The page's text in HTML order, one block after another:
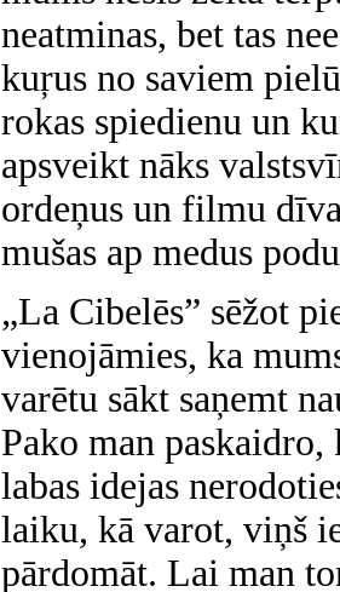
neatminas, bet tas
kuŗus no saviem
rokas spiedienu un
apsveikt nāks
ordeņus un filmu
mušas ap medus
„La Cibelēs” sēžot
vienojāmies, ka
varētu sākt saņemt
Pako man
labas idejas
laiku, kā varot, viņš
pārdomāt. Lai man